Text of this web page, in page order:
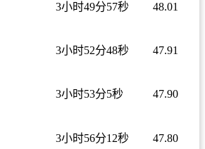
3小时49分57秒 48.01
3小时52分48秒 47.91
3小时53分5秒 47.90
3小时56分12秒 47.80